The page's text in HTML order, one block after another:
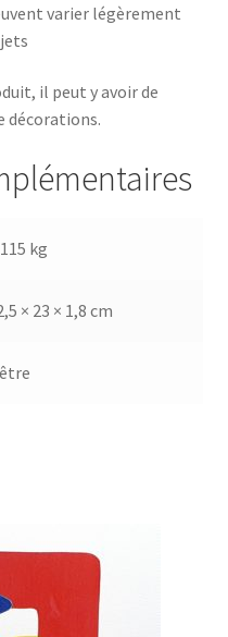
varier légèrement
il peut y avoir de
décorations.
kg
× 23 × 1,8 cm